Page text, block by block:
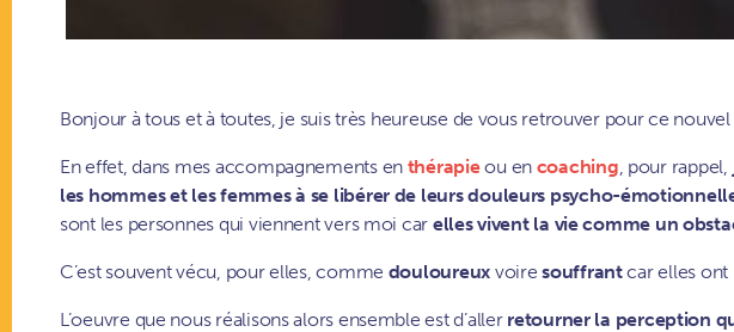
Bonjour à tous et à toutes, je suis très heureuse de vous retrouver pour ce
En effet, dans mes accompagnements en thérapieou en coaching , pour rappel,
les hommes et les femmes à se libérer de leurs douleurs psycho-
sont les personnes qui viennent vers moi car elles vivent la vie comme un
C’est souvent vécu, pour elles, comme douloureux voiresouffrantcar elles ont
L’oeuvre que nous réalisons alors ensemble est d’aller retourner la perception